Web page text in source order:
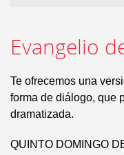
Evangelio
Te ofrecemos una
forma de diálogo, que
dramatizada.
QUINTO DOMINGO